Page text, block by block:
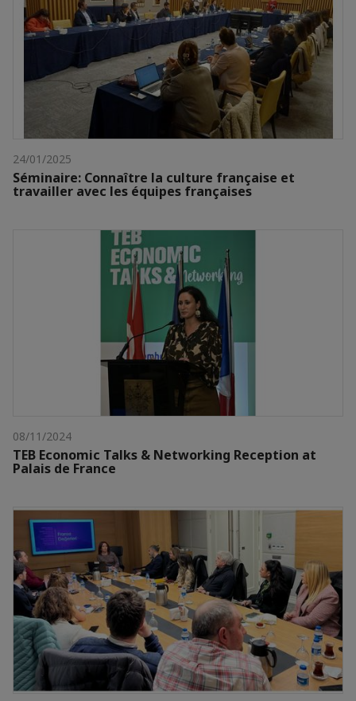
24/01/2025
Séminaire: Connaître la culture française et
travailler avec les équipes françaises
08/11/2024
TEB Economic Talks & Networking Reception at
Palais de France